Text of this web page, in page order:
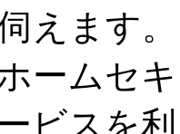
えます。
ームセ
ビスを